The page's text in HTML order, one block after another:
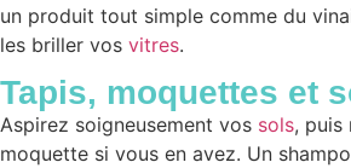
un produit tout simple comme du
les briller vos vitres.
Tapis, moquettes et
Aspirez soigneusement vos sols, puis
moquette si vous en avez. Un